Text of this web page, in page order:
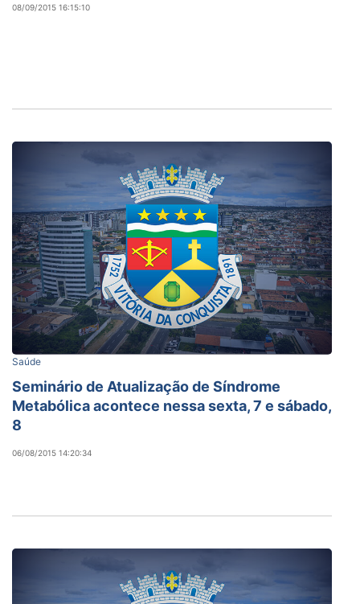
08/09/2015 16:15:10
Saúde
Seminário de Atualização de Síndrome
Metabólica acontece nessa sexta, 7 e sábado,
8
06/08/2015 14:20:34